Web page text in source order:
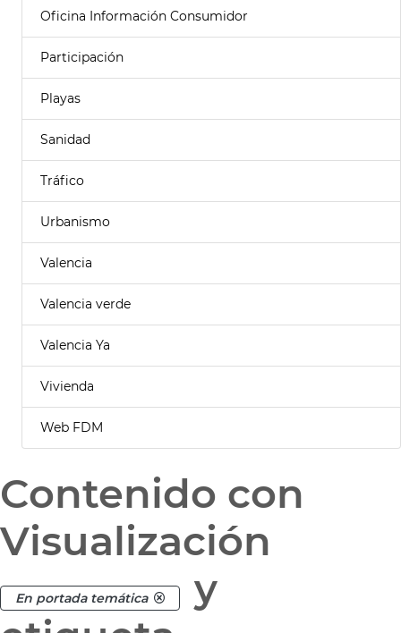
Oficina Información Consumidor
Participación
Playas
Sanidad
Tráfico
Urbanismo
Valencia
Valencia verde
Valencia Ya
Vivienda
Web FDM
Contenido con
Visualización
En portada temática
y